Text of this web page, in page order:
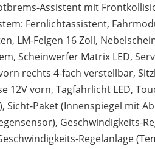
Assistent mit
Fernlichtassistent,
LM-Felgen 16 Zoll,
Scheinwerfer Matrix LED,
rechts 4-fach verstellbar,
12V vorn, Tagfahrlicht LED,
Sicht-Paket (Innenspiegel mit
Geschwindigkeits-
Regelanlage